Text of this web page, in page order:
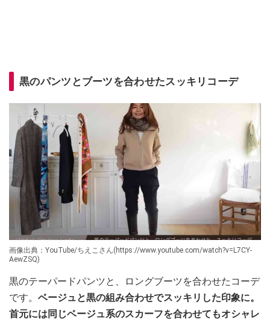
黒のパンツとブーツを合わせたスッキリコーデ
画像出典：YouTube/ちえこさん(https://www.youtube.com/watch?v=L7CY-
AewZSQ)
黒のテーパードパンツと、ロングブーツを合わせたコーデ
です。 ベージュと黒の組み合わせでスッキリした印象に。
首元には同じベージュ系のスカーフを合わせてもオシャレ